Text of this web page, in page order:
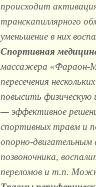
происходит
транскапиллярного
уменьшение в них
Спортивная
массажера «Фараон-
пересечения
повысить
— эффективное
спортивных травм и
опорно-двигательным
позвоночника,
переломов и т.п.